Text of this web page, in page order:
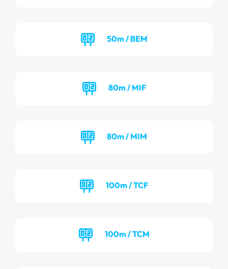
50m / BEM
80m / MIF
80m / MIM
100m / TCF
100m / TCM